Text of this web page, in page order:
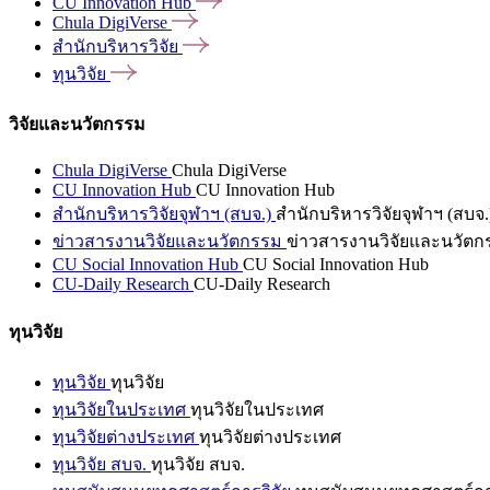
Chula DigiVerse
สำนักบริหารวิจัย
ทุนวิจัย
วิจัยและนวัตกรรม
Chula DigiVerse Chula DigiVerse
CU Innovation Hub CU Innovation Hub
สำนักบริหารวิจัยจุฬาฯ (สบจ.) สำนักบริหารวิจัยจุฬาฯ (สบจ
ข่าวสารงานวิจัยและนวัตกรรม ข่าวสารงานวิจัยและนวัตก
CU Social Innovation Hub CU Social Innovation Hub
CU-Daily Research CU-Daily Research
ทุนวิจัย
ทุนวิจัย ทุนวิจัย
ทุนวิจัยในประเทศ ทุนวิจัยในประเทศ
ทุนวิจัยต่างประเทศ ทุนวิจัยต่างประเทศ
ทุนวิจัย สบจ. ทุนวิจัย สบจ.